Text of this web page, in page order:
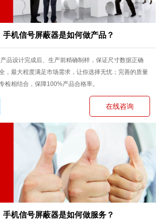
机信号屏蔽器是如何做产品？
品设计完成后、生产前精确制样，保证尺寸数据正确
，最大程度满足市场需求，让你选择无忧；完善的质量
检相结合，保障100%产品合格率。
在线咨询
机信号屏蔽器是如何做服务？